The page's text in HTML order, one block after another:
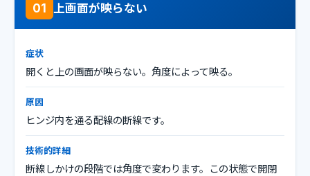
01 上画面が映らない
症状
開くと上の画面が映らない。角度によって映る。
原因
ヒンジ内を通る配線の断線です。
技術的詳細
断線しかけの段階では角度で変わります。この状態で開閉